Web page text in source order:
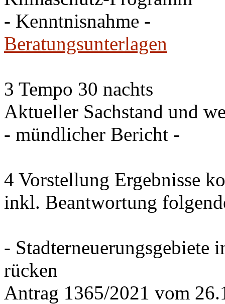
- Kenntnisnahme -
Beratungsunterlagen
3 Tempo 30 nachts
Aktueller Sachstand und
- mündlicher Bericht -
4 Vorstellung Ergebnisse
inkl. Beantwortung
- Stadterneuerungsgebiete
rücken
Antrag 1365/2021 vom